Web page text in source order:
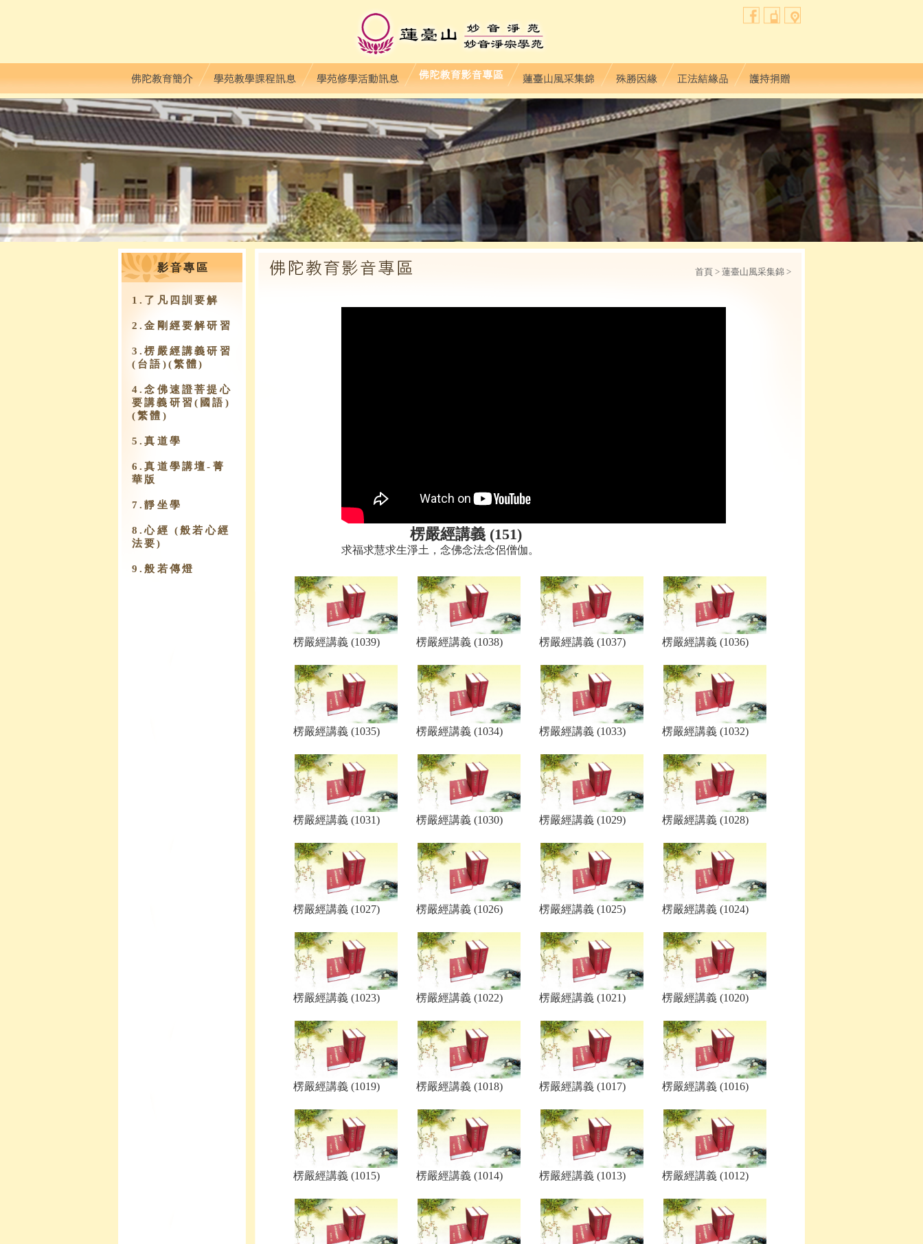
影音專區
1.了凡四訓要解
2.金剛經要解研習
3.楞嚴經講義研習
(台語)(繁體)
4.念佛速證菩提心
要講義研習(國語)
(繁體)
5.真道學
6.真道學講壇-菁
華版
7.靜坐學
8.心經 (般若心經
法要)
9.​般若傳燈
首頁 > 蓮臺山風采集錦 >
楞嚴經講義 (151)
求福求慧求生淨土，念佛念法念侶僧伽。
楞嚴經講義 (1039) 楞嚴經講義 (1038) 楞嚴經講義 (1037) 楞嚴經講義 (1036)
楞嚴經講義 (1035) 楞嚴經講義 (1034) 楞嚴經講義 (1033) 楞嚴經講義 (1032)
楞嚴經講義 (1031) 楞嚴經講義 (1030) 楞嚴經講義 (1029) 楞嚴經講義 (1028)
楞嚴經講義 (1027) 楞嚴經講義 (1026) 楞嚴經講義 (1025) 楞嚴經講義 (1024)
楞嚴經講義 (1023) 楞嚴經講義 (1022) 楞嚴經講義 (1021) 楞嚴經講義 (1020)
楞嚴經講義 (1019) 楞嚴經講義 (1018) 楞嚴經講義 (1017) 楞嚴經講義 (1016)
楞嚴經講義 (1015) 楞嚴經講義 (1014) 楞嚴經講義 (1013) 楞嚴經講義 (1012)